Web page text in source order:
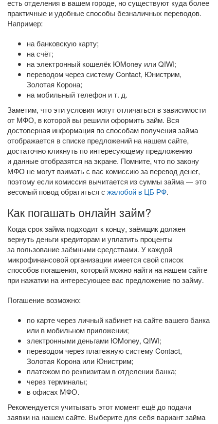
есть отделения в вашем городе, но существуют куда более
практичные и удобные способы безналичных переводов.
Например:
на банковскую карту;
на счёт;
на электронный кошелёк ЮMoney или QIWI;
переводом через систему Contact, Юнистрим,
Золотая Корона;
на мобильный телефон и т. д.
Заметим, что эти условия могут отличаться в зависимости
от МФО, в которой вы решили оформить займ. Вся
достоверная информация по способам получения займа
отображается в списке предложений на нашем сайте,
достаточно кликнуть по интересующему предложению
и данные отобразятся на экране. Помните, что по закону
МФО не могут взимать с вас комиссию за перевод денег,
поэтому если комиссия вычитается из суммы займа — это
весомый повод обратиться с жалобой в ЦБ РФ.
Как погашать онлайн займ?
Когда срок займа подходит к концу, заёмщик должен
вернуть деньги кредиторам и уплатить проценты
за пользование заёмными средствами. У каждой
микрофинансовой организации имеется свой список
способов погашения, который можно найти на нашем сайте
при нажатии на интересующее вас предложение по займу.
Погашение возможно:
по карте через личный кабинет на сайте вашего банка
или в мобильном приложении;
электронными деньгами ЮMoney, QIWI;
переводом через платежную систему Contact,
Золотая Корона или Юнистрим;
платежом по реквизитам в отделении банка;
через терминалы;
в офисах МФО.
Рекомендуется учитывать этот момент ещё до подачи
заявки на нашем сайте. Выберите для себя вариант займа